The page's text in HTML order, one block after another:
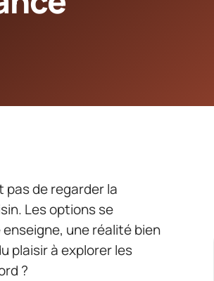
pas de regarder la
Les options se
une réalité bien
plaisir à explorer les
?